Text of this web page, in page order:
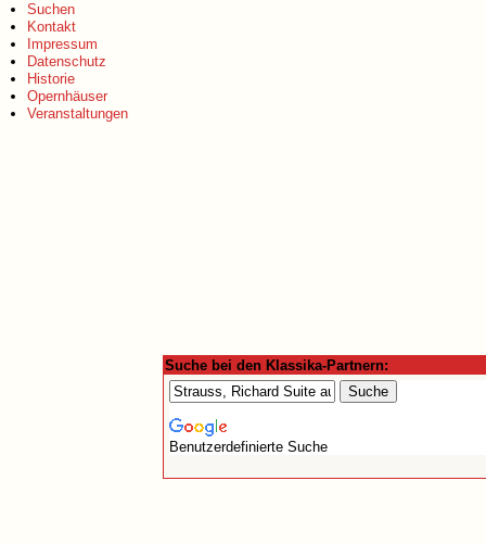
Suchen
Kontakt
Impressum
Datenschutz
Historie
Opernhäuser
Veranstaltungen
Suche bei den Klassika-Partnern:
Benutzerdefinierte Suche